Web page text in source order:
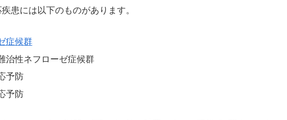
患には以下のものがあります。
症候群
治性ネフローゼ症候群
予防
予防